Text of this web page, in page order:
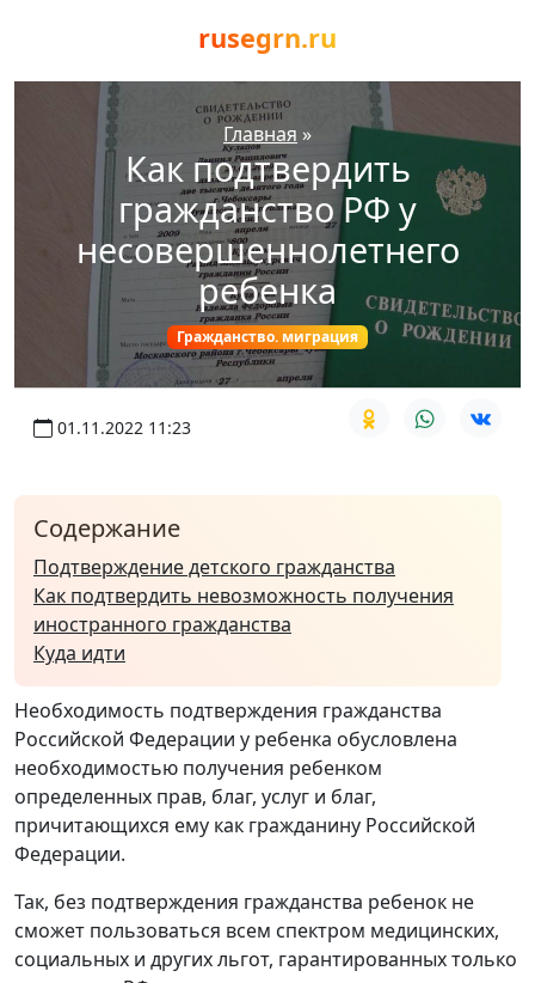
rusegrn.ru
Главная »
Как подтвердить
гражданство РФ у
несовершеннолетнего
ребенка
Гражданство. миграция
01.11.2022 11:23
Содержание
Подтверждение детского гражданства
Как подтвердить невозможность получения
иностранного гражданства
Куда идти
Необходимость подтверждения гражданства
Российской Федерации у ребенка обусловлена ​​
необходимостью получения ребенком
определенных прав, благ, услуг и благ,
причитающихся ему как гражданину Российской
Федерации.
Так, без подтверждения гражданства ребенок не
сможет пользоваться всем спектром медицинских,
социальных и других льгот, гарантированных только